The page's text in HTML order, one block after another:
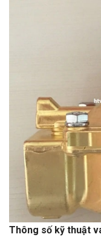
Thông số kỹ thuật